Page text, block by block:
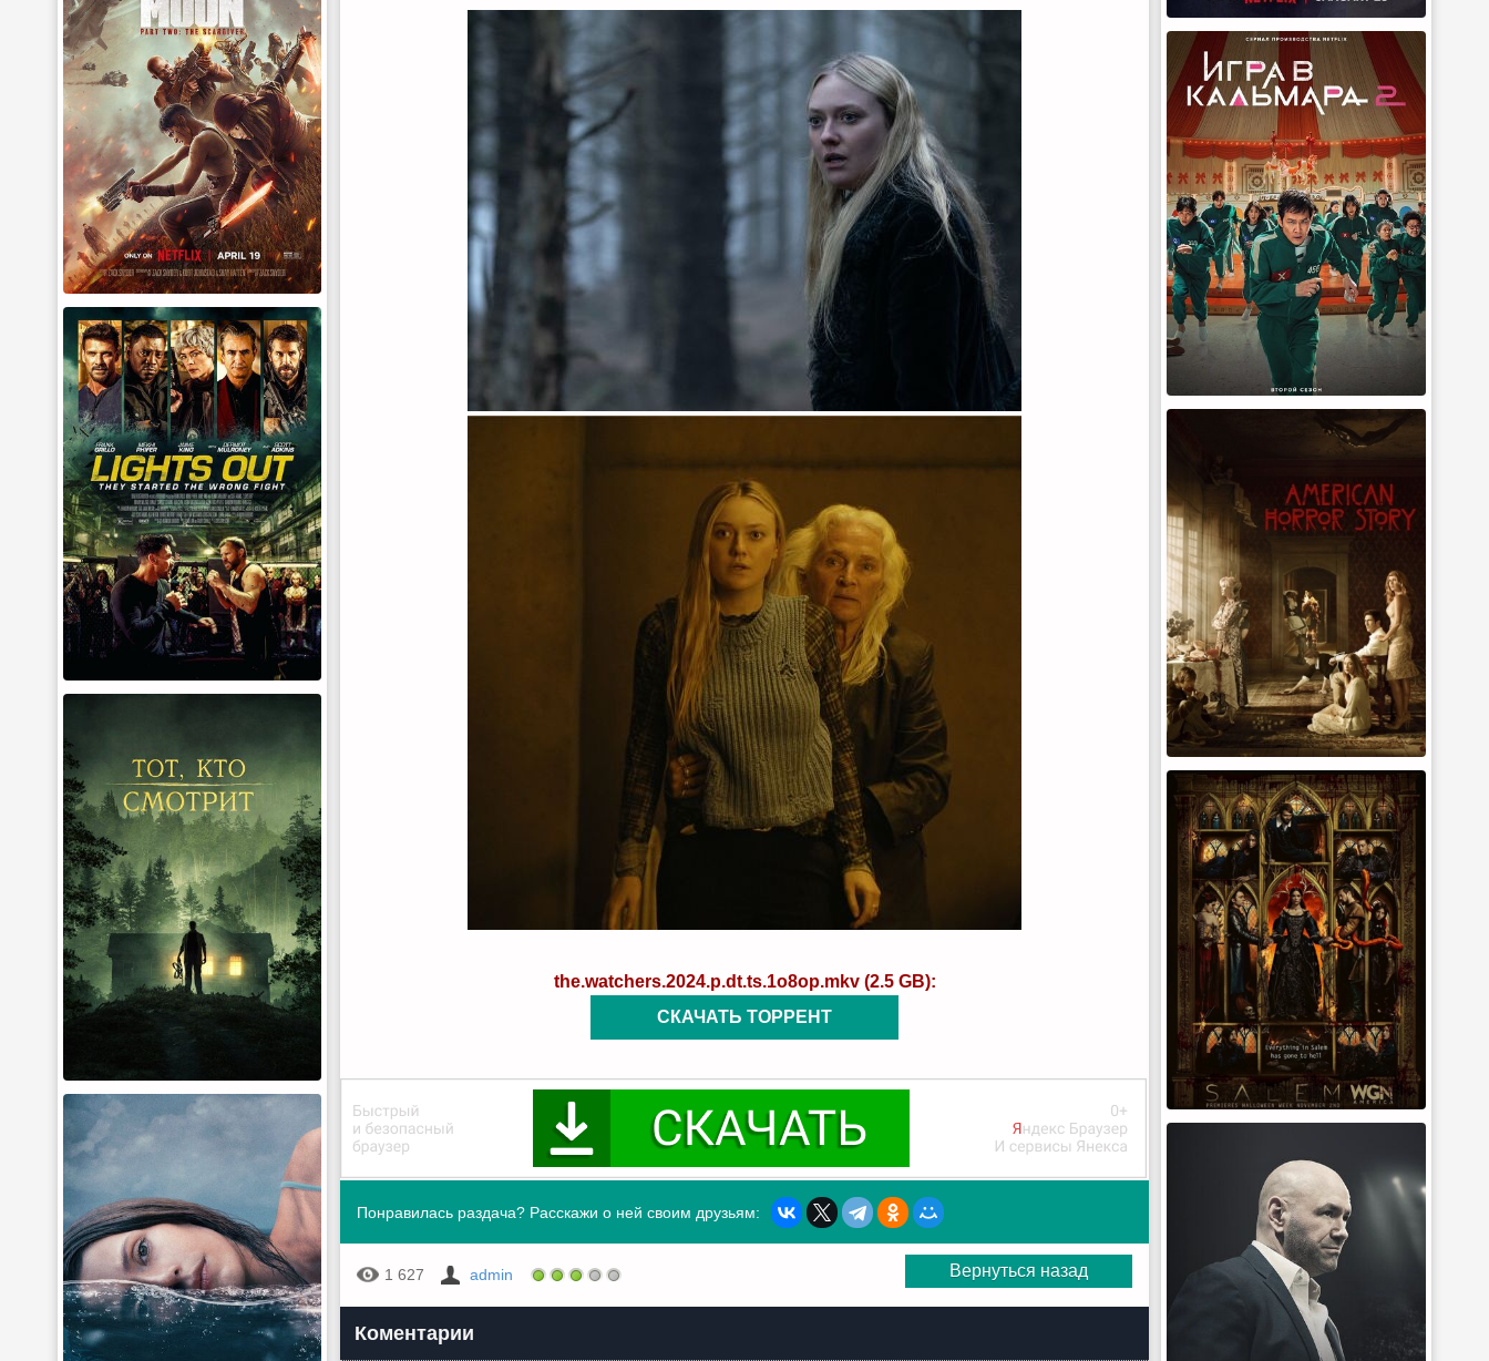
the.watchers.2024.p.dt.ts.1o8op.mkv (2.5 GB):
СКАЧАТЬ ТОРРЕНТ
Понравилась раздача? Расскажи о ней своим друзьям:
1 627 admin Вернуться назад
Коментарии